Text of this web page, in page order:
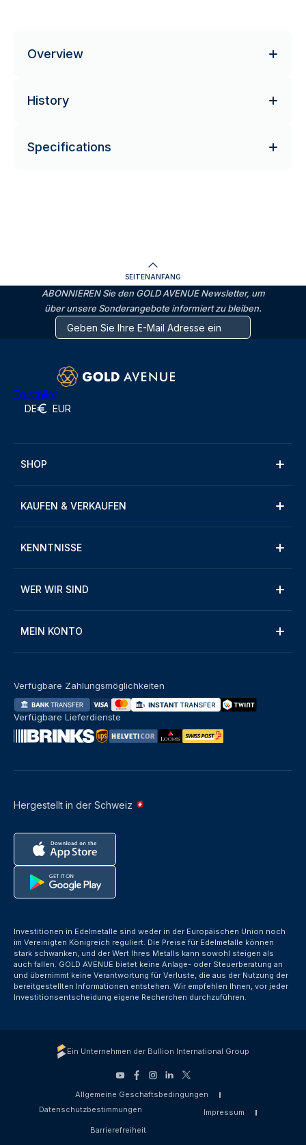
Overview
History
Specifications
SEITENANFANG
ABONNIEREN Sie den GOLD AVENUE Newsletter, um
über unsere Sonderangebote informiert zu bleiben.
Trustpilot
DE EUR
SHOP
KAUFEN & VERKAUFEN
KENNTNISSE
WER WIR SIND
MEIN KONTO
Hergestellt in der Schweiz
Verfügbare Zahlungsmöglichkeiten
Verfügbare Lieferdienste
Investitionen in Edelmetalle sind weder in der Europäischen Union noch
im Vereinigten Königreich reguliert. Die Preise für Edelmetalle können
stark schwanken, und der Wert Ihres Metalls kann sowohl steigen als
auch fallen. GOLD AVENUE bietet keine Anlage- oder Steuerberatung an
und übernimmt keine Verantwortung für Verluste, die aus der Nutzung der
bereitgestellten Informationen entstehen. Wir empfehlen Ihnen, vor jeder
Investitionsentscheidung eigene Recherchen durchzuführen.
Ein Unternehmen der Bullion International Group
Allgemeine Geschäftsbedingungen
Datenschutzbestimmungen
Impressum
Barrierefreiheit